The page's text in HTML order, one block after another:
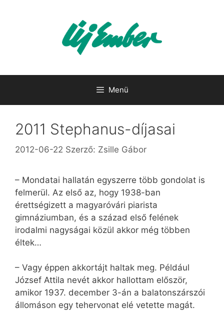
Menü
2011 Stephanus-díjasai
2012-06-22 Szerző: Zsille Gábor
– Mondatai hallatán egyszerre több gondolat is
felmerül. Az első az, hogy 1938-ban
érettségizett a magyaróvári piarista
gimnáziumban, és a század első felének
irodalmi nagyságai közül akkor még többen
éltek…
– Vagy éppen akkortájt haltak meg. Például
József Attila nevét akkor hallottam először,
amikor 1937. december 3-án a balatonszárszói
állomáson egy tehervonat elé vetette magát.